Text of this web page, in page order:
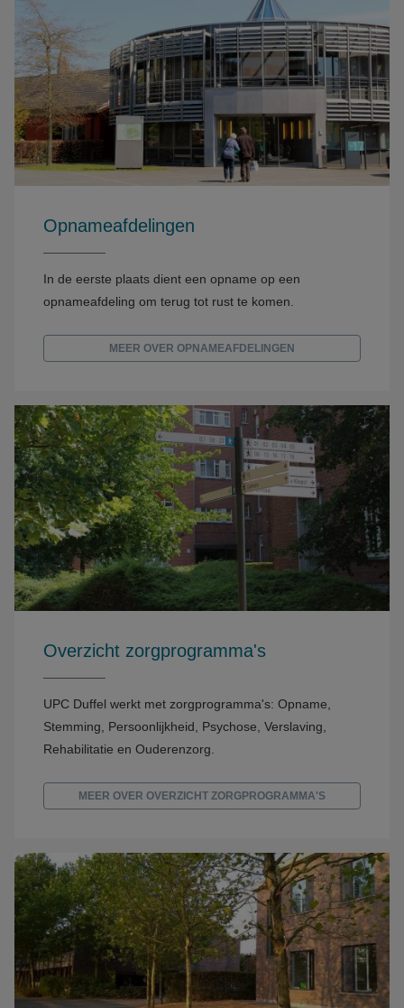
Opnameafdelingen
In de eerste plaats dient een opname op een
opnameafdeling om terug tot rust te komen.
MEER OVER OPNAMEAFDELINGEN
Overzicht zorgprogramma's
UPC Duffel werkt met zorgprogramma's: Opname,
Stemming, Persoonlijkheid, Psychose, Verslaving,
Rehabilitatie en Ouderenzorg.
MEER OVER OVERZICHT ZORGPROGRAMMA'S